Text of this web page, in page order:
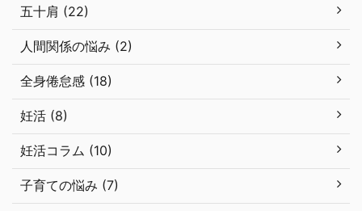
五十肩 (22)
人間関係の悩み (2)
全身倦怠感 (18)
妊活 (8)
妊活コラム (10)
子育ての悩み (7)